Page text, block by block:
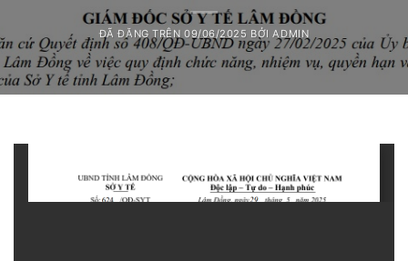
ĐÃ ĐĂNG TRÊN09/06/2025 BỞIADMIN